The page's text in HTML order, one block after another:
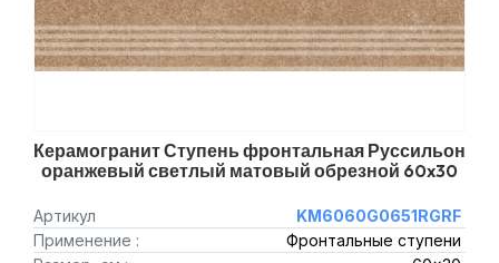
Керамогранит Ступень фронтальная Руссильон
оранжевый светлый матовый обрезной 60x30
Артикул
KM6060G0651RGRF
Применение :
Фронтальные ступени